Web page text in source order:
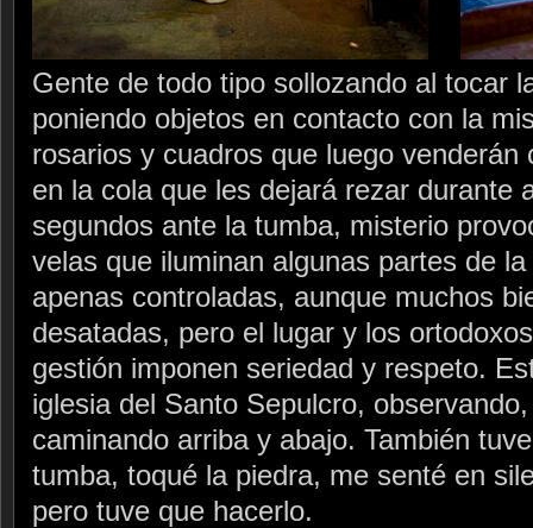
Gente de todo tipo sollozando al tocar
poniendo objetos en contacto con la
rosarios y cuadros que luego
en la cola que les dejará rezar durante
segundos ante la tumba, misterio
velas que iluminan algunas partes de
apenas controladas, aunque muchos
desatadas, pero el lugar y los
gestión imponen seriedad y respeto.
iglesia del Santo Sepulcro,
caminando arriba y abajo. También
tumba, toqué la piedra, me senté en
pero tuve que hacerlo.